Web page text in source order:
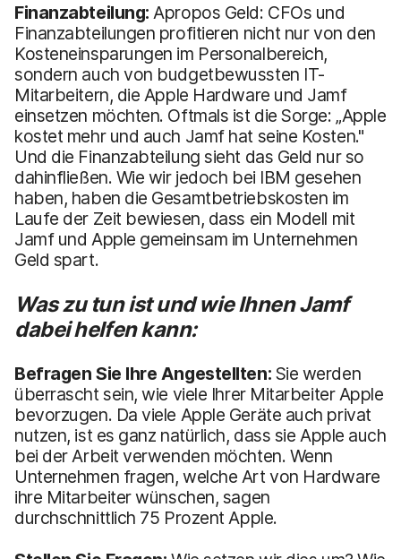
Finanzabteilung: Apropos Geld: CFOs und
Finanzabteilungen profitieren nicht nur von den
Kosteneinsparungen im Personalbereich,
sondern auch von budgetbewussten IT-
Mitarbeitern, die Apple Hardware und Jamf
einsetzen möchten. Oftmals ist die Sorge: „Apple
kostet mehr und auch Jamf hat seine Kosten."
Und die Finanzabteilung sieht das Geld nur so
dahinfließen. Wie wir jedoch bei IBM gesehen
haben, haben die Gesamtbetriebskosten im
Laufe der Zeit bewiesen, dass ein Modell mit
Jamf und Apple gemeinsam im Unternehmen
Geld spart.
Was zu tun ist und wie Ihnen Jamf
dabei helfen kann:
Befragen Sie Ihre Angestellten: Sie werden
überrascht sein, wie viele Ihrer Mitarbeiter Apple
bevorzugen. Da viele Apple Geräte auch privat
nutzen, ist es ganz natürlich, dass sie Apple auch
bei der Arbeit verwenden möchten. Wenn
Unternehmen fragen, welche Art von Hardware
ihre Mitarbeiter wünschen, sagen
durchschnittlich 75 Prozent Apple.